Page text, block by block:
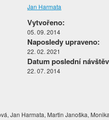
Jan Harmata
Vytvořeno:
05. 09. 2014
Naposledy upraveno:
22. 02. 2021
Datum poslední
22. 07. 2014
Jan Harmata, Martin Janoška,